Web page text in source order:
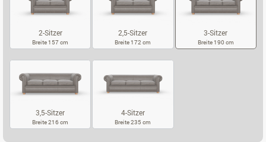
2-Sitzer
Breite 157 cm
2,5-Sitzer
Breite 172 cm
3-Sitzer
Breite 190 cm
3,5-Sitzer
Breite 216 cm
4-Sitzer
Breite 235 cm